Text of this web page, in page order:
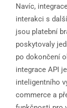
Navíc,
interakci s
jsou platební
poskytovaly
po dokončení
integrace API
inteligentního
commerce a